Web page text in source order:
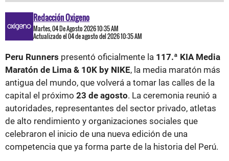
Redacción Oxigeno
Martes, 04 De Agosto 2026 10:35 AM
Actualizado el 04 de agosto del 2026 10:35 AM
Peru Runners presentó oficialmente la 117.ª KIA Media
Maratón de Lima & 10K by NIKE, la media maratón más
antigua del mundo, que volverá a tomar las calles de la
capital el próximo 23 de agosto. La ceremonia reunió a
autoridades, representantes del sector privado, atletas
de alto rendimiento y organizaciones sociales que
celebraron el inicio de una nueva edición de una
competencia que ya forma parte de la historia del Perú.